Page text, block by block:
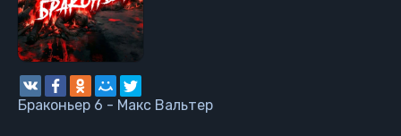
Браконьер 6 - Макс Вальтер